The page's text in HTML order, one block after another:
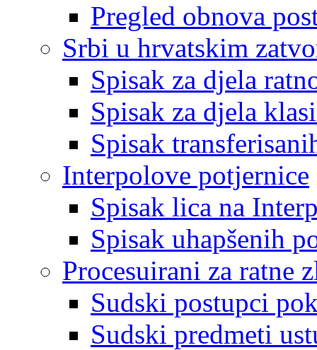
Pregled obnova
Srbi u hrvatskim
Spisak za djela
Spisak za djela
Spisak
Interpolove potjernice
Spisak lica na
Spisak uhapšenih
Procesuirani za ratne
Sudski postupci
Sudski predmeti